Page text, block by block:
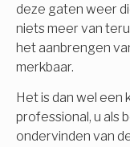
deze gaten weer
niets meer van
het aanbrengen
merkbaar.
Het is dan wel een
professional, u als
ondervinden van